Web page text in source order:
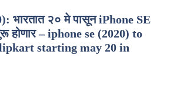
भारतात २० मे पासून iPhone SE
होणार – iphone se (2020) to
starting may 20 in